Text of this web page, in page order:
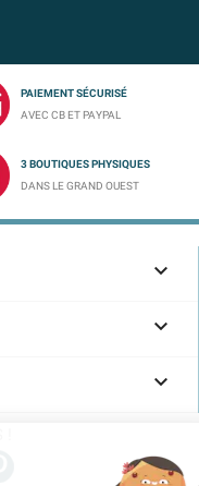
PAIEMENT SÉCURISÉ
AVEC CB ET PAYPAL
3 BOUTIQUES PHYSIQUES
DANS LE GRAND OUEST


